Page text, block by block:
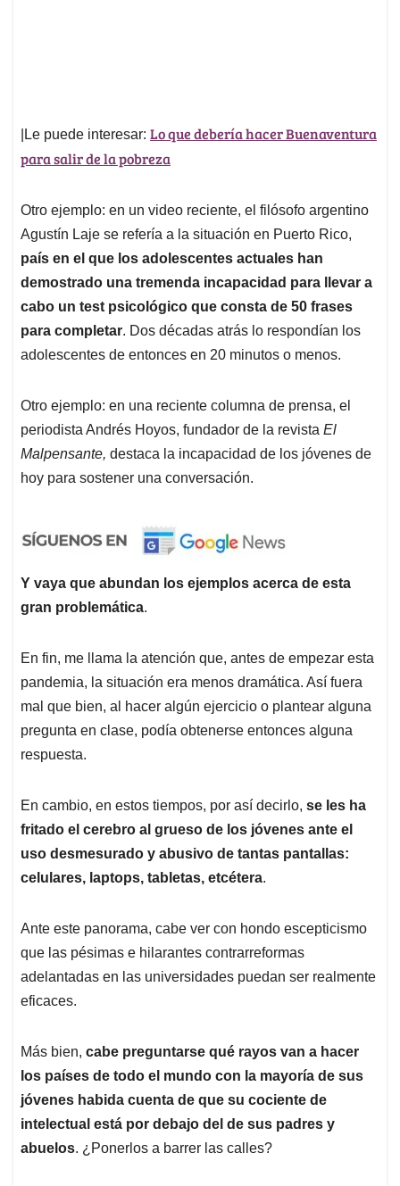
|Le puede interesar: Lo que debería hacer Buenaventura
para salir de la pobreza
Otro ejemplo: en un video reciente, el filósofo argentino
Agustín Laje se refería a la situación en Puerto Rico,
país en el que los adolescentes actuales han
demostrado una tremenda incapacidad para llevar a
cabo un test psicológico que consta de 50 frases
para completar. Dos décadas atrás lo respondían los
adolescentes de entonces en 20 minutos o menos.
Otro ejemplo: en una reciente columna de prensa, el
periodista Andrés Hoyos, fundador de la revista El
Malpensante, destaca la incapacidad de los jóvenes de
hoy para sostener una conversación.
Y vaya que abundan los ejemplos acerca de esta
gran problemática.
En fin, me llama la atención que, antes de empezar esta
pandemia, la situación era menos dramática. Así fuera
mal que bien, al hacer algún ejercicio o plantear alguna
pregunta en clase, podía obtenerse entonces alguna
respuesta.
En cambio, en estos tiempos, por así decirlo, se les ha
fritado el cerebro al grueso de los jóvenes ante el
uso desmesurado y abusivo de tantas pantallas:
celulares, laptops, tabletas, etcétera.
Ante este panorama, cabe ver con hondo escepticismo
que las pésimas e hilarantes contrarreformas
adelantadas en las universidades puedan ser realmente
eficaces.
Más bien, cabe preguntarse qué rayos van a hacer
los países de todo el mundo con la mayoría de sus
jóvenes habida cuenta de que su cociente de
intelectual está por debajo del de sus padres y
abuelos. ¿Ponerlos a barrer las calles?